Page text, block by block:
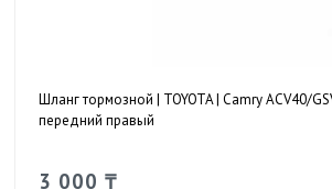
Шланг тормозной | TOYOTA | Camry ACV40/
передний правый
3 000 ₸